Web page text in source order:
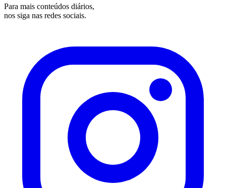
Para mais conteúdos diários,
nos siga nas redes sociais.